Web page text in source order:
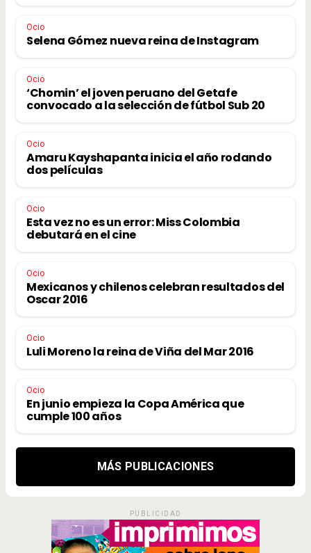
Ocio
Selena Gómez nueva reina de Instagram
Ocio
‘Chomin’ el joven peruano del Getafe
convocado a la selección de fútbol Sub 20
Ocio
Amaru Kayshapanta inicia el año rodando
dos películas
Ocio
Esta vez no es un error: Miss Colombia
debutará en el cine
Ocio
Mexicanos y chilenos celebran resultados del
Oscar 2016
Ocio
Luli Moreno la reina de Viña del Mar 2016
Ocio
En junio empieza la Copa América que
cumple 100 años
MÁS PUBLICACIONES
PUBLICIDAD